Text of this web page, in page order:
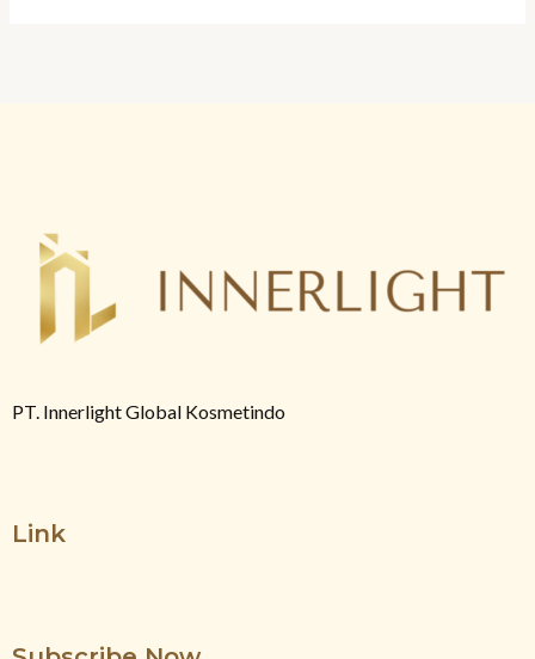
PT. Innerlight Global Kosmetindo
Link